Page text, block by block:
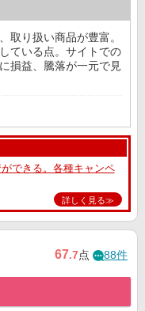
取り扱い商品が豊富。
ている点。サイトでの
損益、騰落が一元で見
できる。各種キャンペ
詳しく見る≫
67.7点 88件